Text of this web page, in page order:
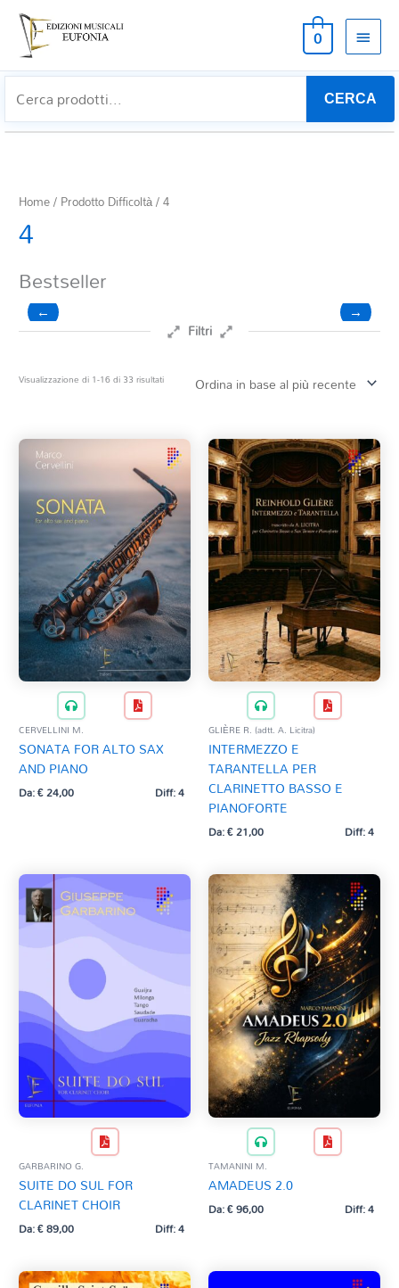
0
CERCA
Home/ Prodotto Difficoltà / 4
4
Bestseller
← →
Filtri
Clarinetto basso
Composizioni originali
Natale
QR base
QR esecuzione
Trascrizioni e Arrangiamenti
AZZERA
Visualizzazione di 1-16 di 33 risultatiOrdina
in
CERVELLINI M.
SONATA FOR ALTO SAX
AND PIANO
Da:€24,00 Diff: 4
GLIÈRE R. (adtt. A. Licitra)
INTERMEZZO E
TARANTELLA PER
CLARINETTO BASSO E
PIANOFORTE
Da:€21,00 Diff: 4
GARBARINO G.
SUITE DO SUL FOR
CLARINET CHOIR
Da:€89,00 Diff: 4
TAMANINI M.
AMADEUS 2.0
Da:€96,00 Diff: 4